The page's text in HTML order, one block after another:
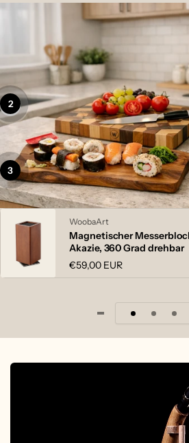
1
2
3
Anbieter:
WoobaArt
Magnetischer
Akazie, 360 Grad drehbar
Normaler
€59,00 EUR